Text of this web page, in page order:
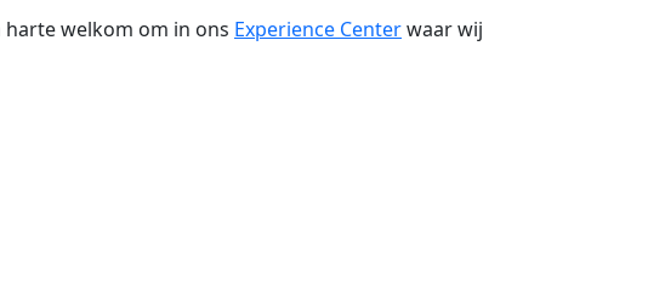
harte welkom om in ons Experience Centerwaar wij